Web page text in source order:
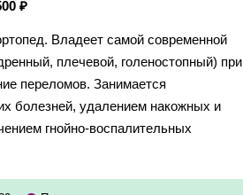
₽
Владеет самой современной
плечевой, голеностопный) при
переломов. Занимается
болезней, удалением накожных и
гнойно-воспалительных